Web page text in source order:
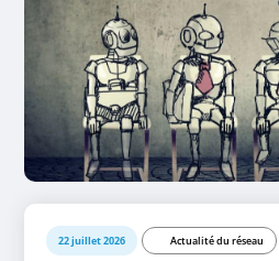
22 juillet 2026 Actualité du réseau